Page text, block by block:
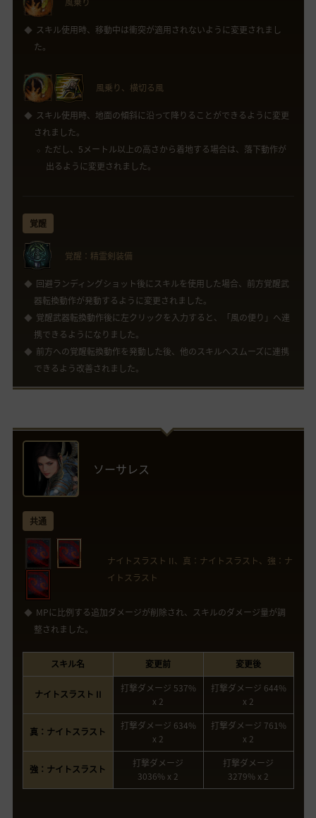
スキル使用時、移動中は衝突が適用されないように変更されまし
た。
風乗り、横切る風
スキル使用時、地面の傾斜に沿って降りることができるように変更
されました。
ただし、5メートル以上の高さから着地する場合は、落下動作が
出るように変更されました。
覚醒
覚醒：精霊剣装備
回避ランディングショット後にスキルを使用した場合、前方覚醒武
器転換動作が発動するように変更されました。
覚醒武器転換動作後に左クリックを入力すると、「風の便り」へ連
携できるようになりました。
前方への覚醒転換動作を発動した後、他のスキルへスムーズに連携
できるよう改善されました。
ソーサレス
共通
ナイトスラスト II、真：ナイトスラスト、強：ナ
イトスラスト
MPに比例する追加ダメージが削除され、スキルのダメージ量が調
整されました。
スキル名 変更前 変更後
ナイトスラスト II
打撃ダメージ 537%
x 2
打撃ダメージ 644%
x 2
真：ナイトスラスト
打撃ダメージ 634%
x 2
打撃ダメージ 761%
x 2
強：ナイトスラスト
打撃ダメージ
3036% x 2
打撃ダメージ
3279% x 2